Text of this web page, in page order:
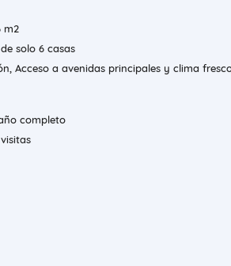
m2
solo 6 casas
Acceso a avenidas principales y clima
completo